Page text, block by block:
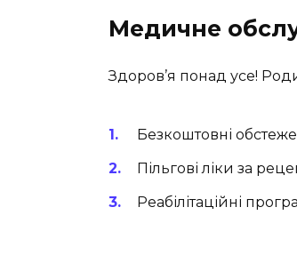
Медичне
Здоров’я понад усе!
Безкоштовні
Пільгові ліки за
Реабілітаційні